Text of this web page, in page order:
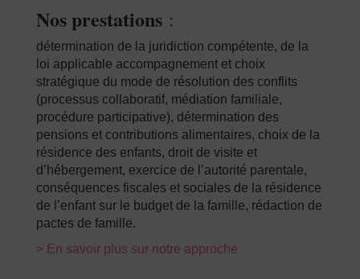
Nos prestations :
détermination de la juridiction compétente, de la
loi applicable accompagnement et choix
stratégique du mode de résolution des conflits
(processus collaboratif, médiation familiale,
procédure participative), détermination des
pensions et contributions alimentaires, choix de la
résidence des enfants, droit de visite et
d’hébergement, exercice de l’autorité parentale,
conséquences fiscales et sociales de la résidence
de l’enfant sur le budget de la famille, rédaction de
pactes de famille.
> En savoir plus sur notre approche